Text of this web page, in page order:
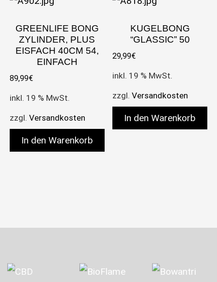
GREENLIFE BONG
ZYLINDER, PLUS
EISFACH 40CM 54,
EINFACH
89,99€
inkl. 19 % MwSt.
zzgl. Versandkosten
In den Warenkorb
KUGELBONG
“GLASSIC” 50
29,99€
inkl. 19 % MwSt.
zzgl.Versandkosten
In den Warenkorb